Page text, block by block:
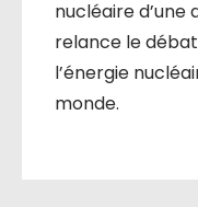
nucléaire
relance le
l’énergie
monde.